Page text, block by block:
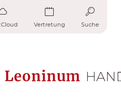
Vertretung Suche